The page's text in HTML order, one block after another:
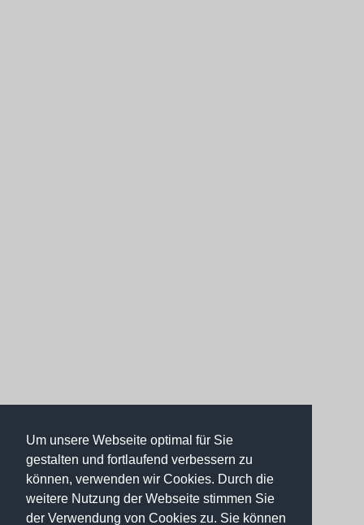
Um unsere Webseite optimal für Sie
gestalten und fortlaufend verbessern zu
können, verwenden wir Cookies. Durch die
weitere Nutzung der Webseite stimmen Sie
der Verwendung von Cookies zu. Sie können